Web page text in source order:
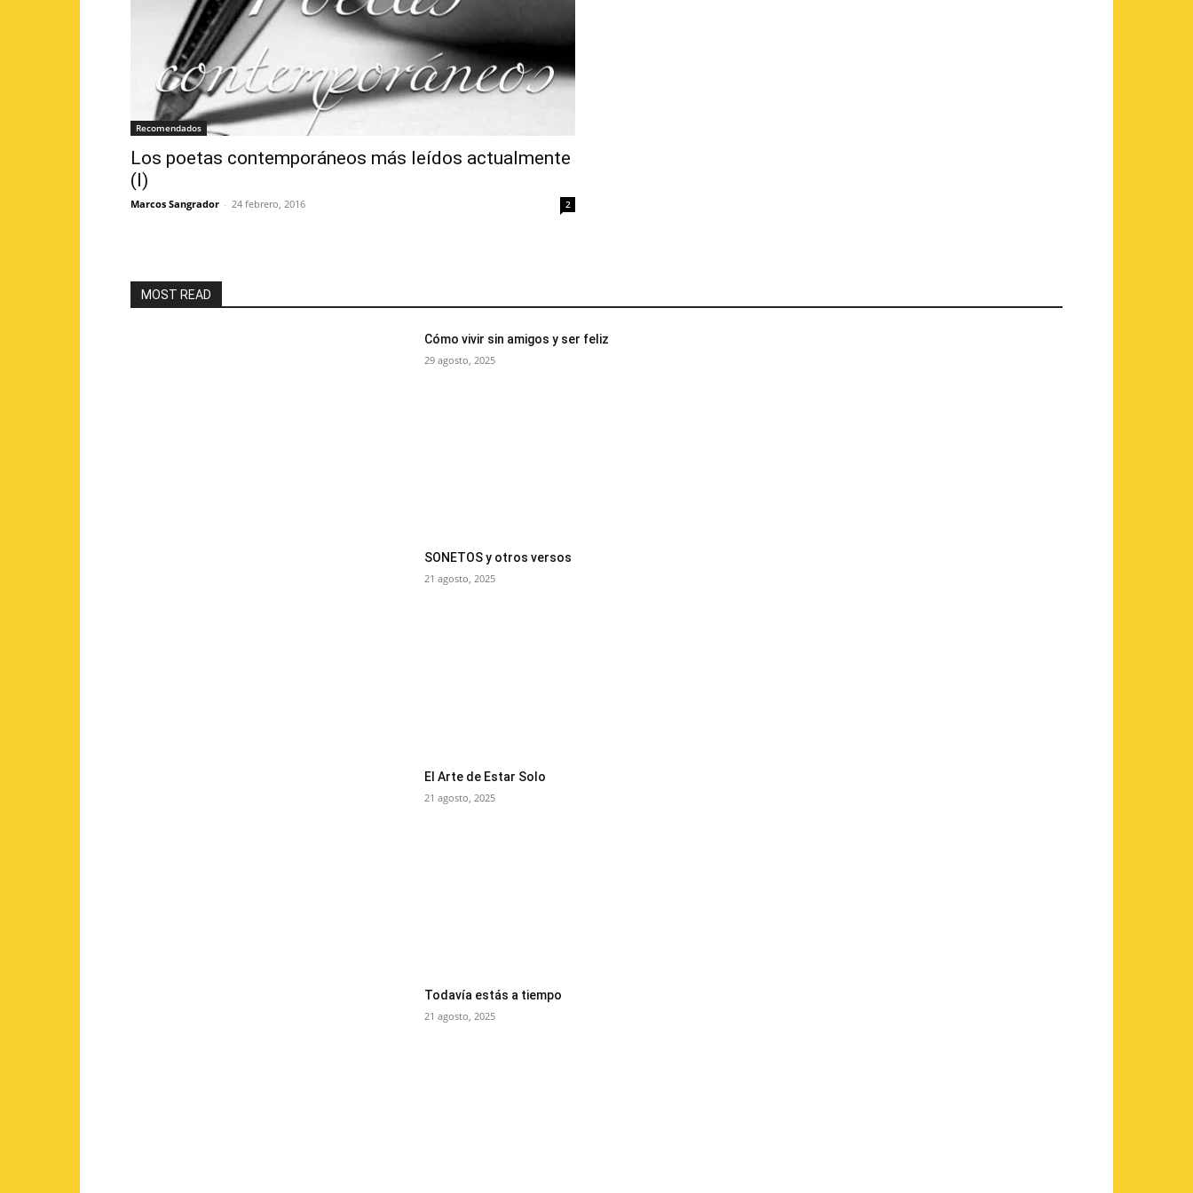
Recomendados
Los poetas contemporáneos más leídos actualmente
(I)
Marcos Sangrador - 24 febrero, 2016 2
MOST READ
Cómo vivir sin amigos y ser feliz
29 agosto, 2025
SONETOS y otros versos
21 agosto, 2025
El Arte de Estar Solo
21 agosto, 2025
Todavía estás a tiempo
21 agosto, 2025